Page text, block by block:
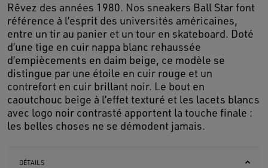
Rêvez des années 1980. Nos sneakers Ball Star font
référence à l’esprit des universités américaines,
entre un tir au panier et un tour en skateboard. Doté
d’une tige en cuir nappa blanc rehaussée
d’empiècements en daim beige, ce modèle se
distingue par une étoile en cuir rouge et un
contrefort en cuir brillant noir. Le bout en
caoutchouc beige à l’effet texturé et les lacets blancs
avec logo noir contrasté apportent la touche finale :
les belles choses ne se démodent jamais.
DÉTAILS